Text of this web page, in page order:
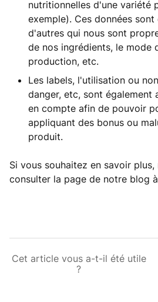
nutritionnelles d'une variété
exemple). Ces données
d'autres qui nous sont
de nos ingrédients, le mode
production, etc.
Les labels, l'utilisation ou
danger, etc, sont également
en compte afin de pouvoir
appliquant des bonus ou
produit.
Si vous souhaitez en savoir
consulter la page de notre blog
Cet article vous a-t-il été utile
?